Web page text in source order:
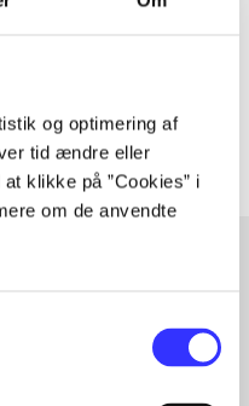
og optimering af
tid ændre eller
klikke på ”Cookies” i
om de anvendte
...